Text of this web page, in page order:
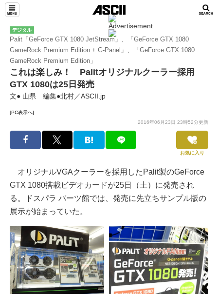
デジタル
Palit「GeForce GTX 1080 JetStream」、「GeForce GTX 1080
GameRock Premium Edition + G-Panel」、「GeForce GTX 1080
GameRock Premium Edition」
これは楽しみ！ Palitオリジナルクーラー採用
GTX 1080は25日発売
文● 山県 編集●北村／ASCII.jp
[PC表示へ]
2016年06月23日 23時52分更新
お気に入り
オリジナルVGAクーラーを採用したPalit製のGeForce
GTX 1080搭載ビデオカードが25日（土）に発売され
る。ドスパラ パーツ館では、発売に先立ちサンプル版の
展示が始まっていた。